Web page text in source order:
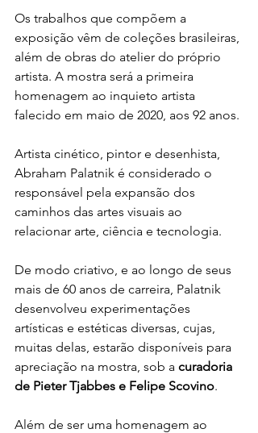
Os trabalhos que compõem a
exposição vêm de coleções brasileiras,
além de obras do atelier do próprio
artista. A mostra será a primeira
homenagem ao inquieto artista
falecido em maio de 2020, aos 92 anos.
Artista cinético, pintor e desenhista,
Abraham Palatnik é considerado o
responsável pela expansão dos
caminhos das artes visuais ao
relacionar arte, ciência e tecnologia.
De modo criativo, e ao longo de seus
mais de 60 anos de carreira, Palatnik
desenvolveu experimentações
artísticas e estéticas diversas, cujas,
muitas delas, estarão disponíveis para
apreciação na mostra, sob a curadoria
de Pieter Tjabbes e Felipe Scovino.
Além de ser uma homenagem ao